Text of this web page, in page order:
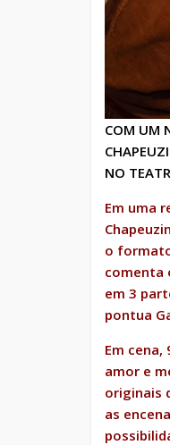
COM UM
NO
Em uma
o
comenta
em 3
pontua
Em
amor e
originais
as